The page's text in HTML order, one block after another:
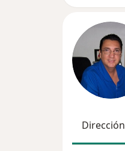
Dirección